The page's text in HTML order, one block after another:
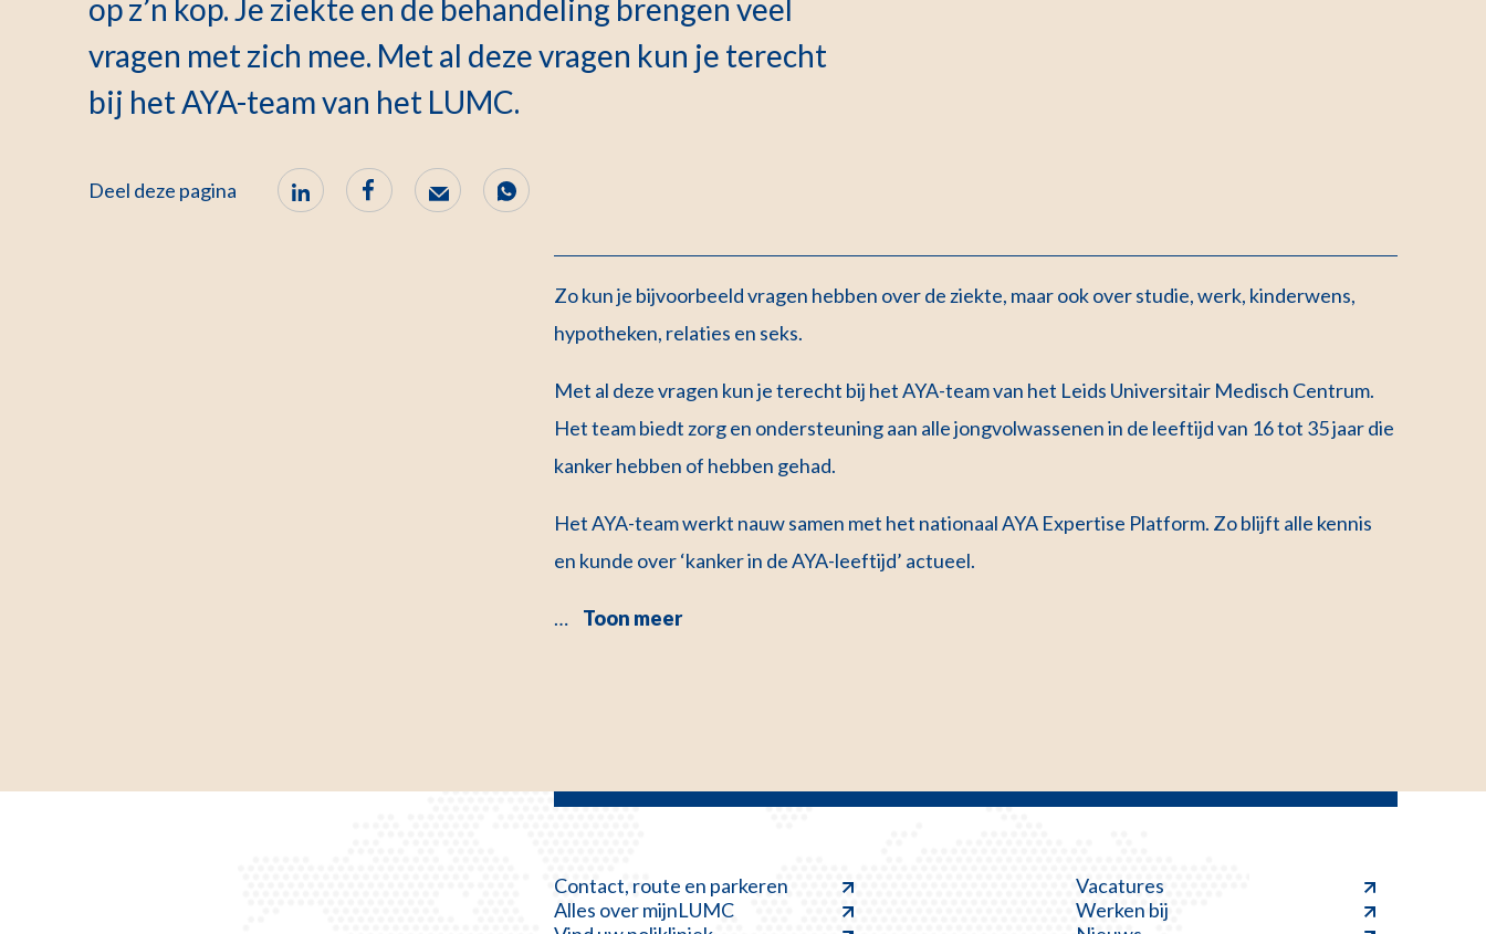
op z’n kop. Je ziekte en de behandeling brengen veel
vragen met zich mee. Met al deze vragen kun je terecht
bij het AYA-team van het LUMC.
Deel deze pagina
Zo kun je bijvoorbeeld vragen hebben over de ziekte, maar ook over studie, werk, kinderwens,
hypotheken, relaties en seks.
Met al deze vragen kun je terecht bij het AYA-team van het Leids Universitair Medisch Centrum.
Het team biedt zorg en ondersteuning aan alle jongvolwassenen in de leeftijd van 16 tot 35 jaar die
kanker hebben of hebben gehad.
Het AYA-team werkt nauw samen met het nationaal AYA Expertise Platform. Zo blijft alle kennis
en kunde over ‘kanker in de AYA-leeftijd’ actueel.
… Toon meer
Contact, route en parkeren
Alles over mijnLUMC
Vacatures
Werken bij